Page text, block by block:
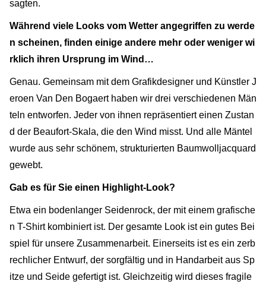
sagten.
Während viele Looks vom Wetter angegriffen zu werde
n scheinen, finden einige andere mehr oder weniger wi
rklich ihren Ursprung im Wind…
Genau. Gemeinsam mit dem Grafikdesigner und Künstler J
eroen Van Den Bogaert haben wir drei verschiedenen Män
teln entworfen. Jeder von ihnen repräsentiert einen Zustan
d der Beaufort-Skala, die den Wind misst. Und alle Mäntel
wurde aus sehr schönem, strukturierten Baumwolljacquard
gewebt.
Gab es für Sie einen Highlight-Look?
Etwa ein bodenlanger Seidenrock, der mit einem grafische
n T-Shirt kombiniert ist. Der gesamte Look ist ein gutes Bei
spiel für unsere Zusammenarbeit. Einerseits ist es ein zerb
rechlicher Entwurf, der sorgfältig und in Handarbeit aus Sp
itze und Seide gefertigt ist. Gleichzeitig wird dieses fragile